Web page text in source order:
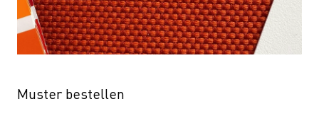
Muster bestellen